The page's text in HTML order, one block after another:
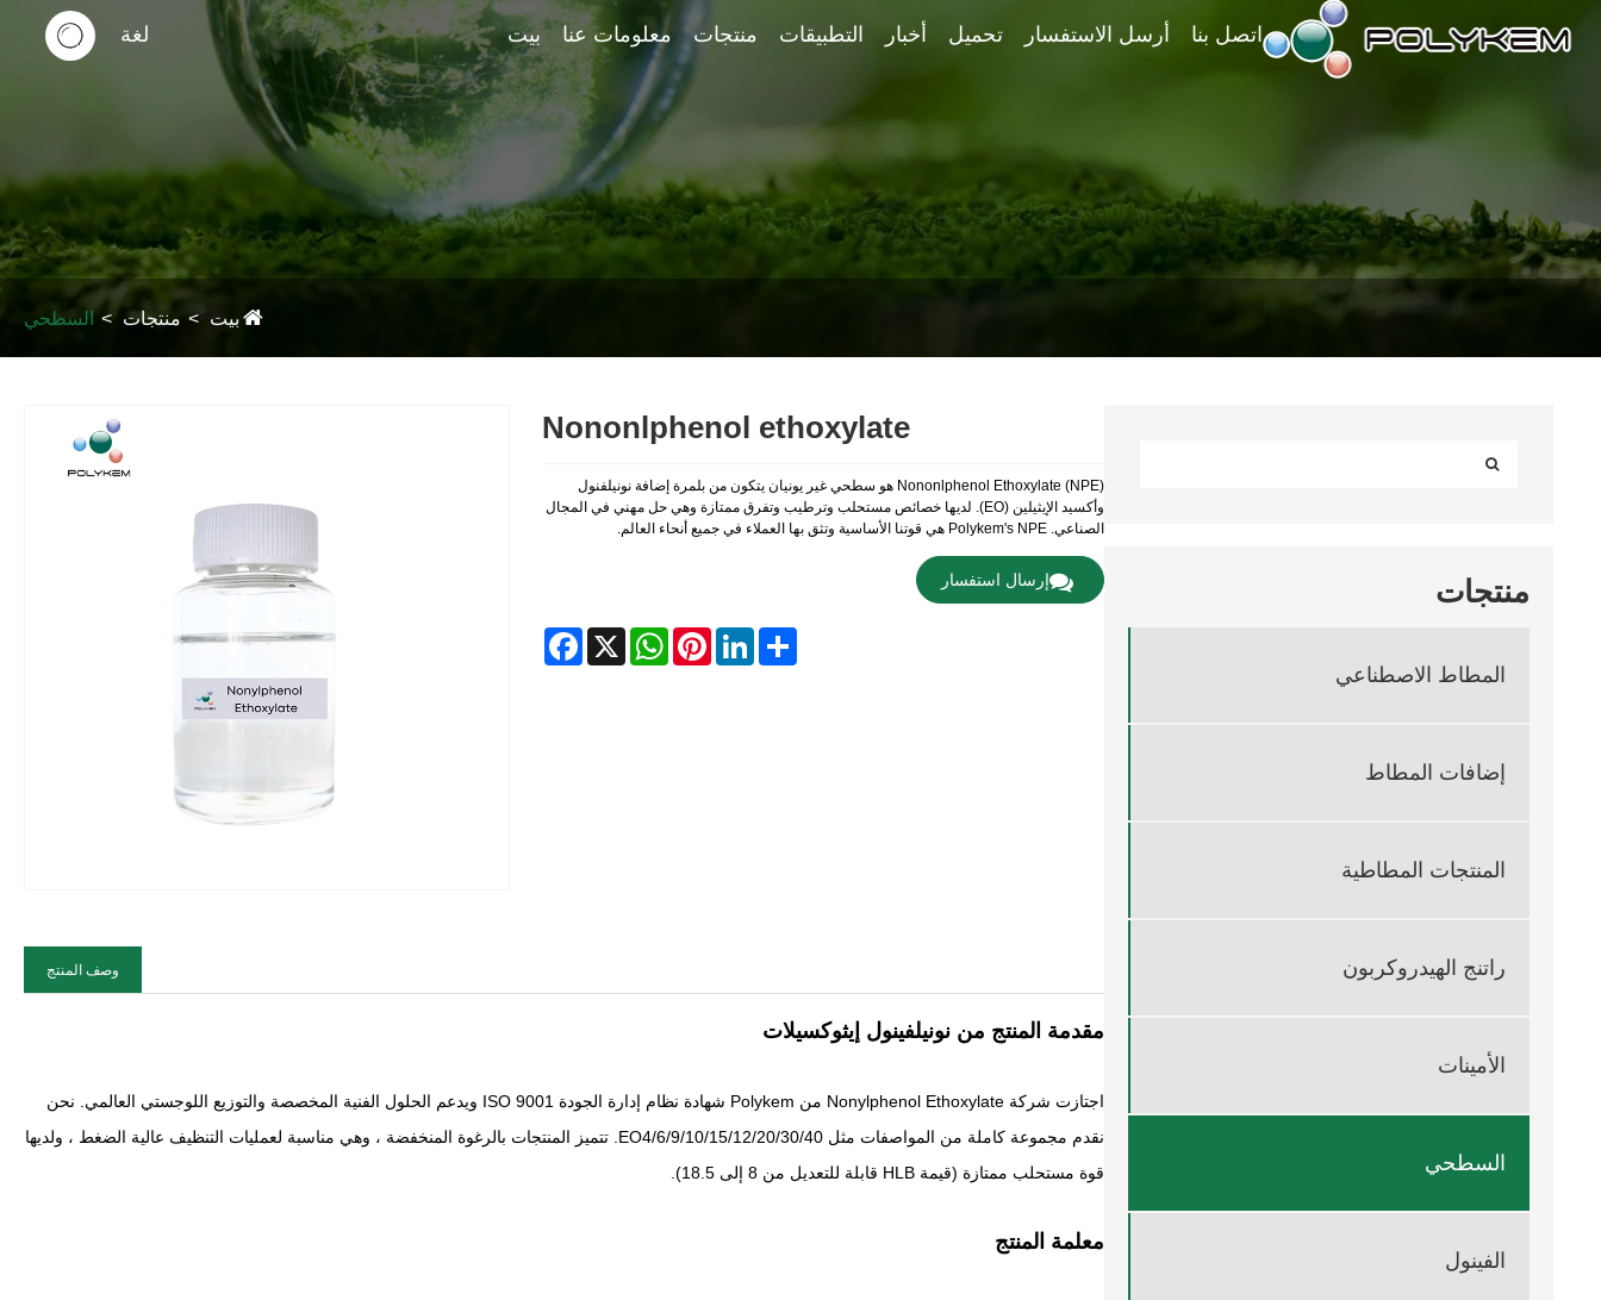
بيت معلومات عنا منتجات التطبيقات أخبار تحميل أرسل الاستفسار اتصل بنا لغة
بيت منتجات السطحي
منتجات
المطاط الاصطناعي
إضافات المطاط
المنتجات المطاطية
راتنج الهيدروكربون
الأمينات
السطحي
الفينول
Nononlphenol ethoxylate
Nononlphenol Ethoxylate (NPE) هو سطحي غير يونيان يتكون من بلمرة إضافة نونيلفنول
وأكسيد الإيثيلين (EO). لديها خصائص مستحلب وترطيب وتفرق ممتازة وهي حل مهني في المجال
الصناعي. Polykem's NPE هي قوتنا الأساسية وتثق بها العملاء في جميع أنحاء العالم.
إرسال استفسار
Facebook X
WhatsAppPinterestLinkedIn Share
وصف المنتج
مقدمة المنتج من نونيلفينول إيثوكسيلات
اجتازت شركة Nonylphenol Ethoxylate من Polykem شهادة نظام إدارة الجودة ISO 9001 ويدعم الحلول الفنية المخصصة والتوزيع اللوجستي العالمي. نحن
نقدم مجموعة كاملة من المواصفات مثل EO4/6/9/10/15/12/20/30/40. تتميز المنتجات بالرغوة المنخفضة ، وهي مناسبة لعمليات التنظيف عالية الضغط ، ولديها
قوة مستحلب ممتازة (قيمة HLB قابلة للتعديل من 8 إلى 18.5).
معلمة المنتج